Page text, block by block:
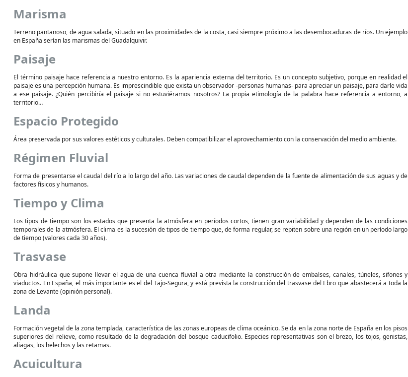
Marisma
Terreno pantanoso, de agua salada, situado en las proximidades de la costa, casi siempre próximo a las desembocaduras de ríos. Un ejemplo
en España serían las marismas del Guadalquivir.
Paisaje
El término paisaje hace referencia a nuestro entorno. Es la apariencia externa del territorio. Es un concepto subjetivo, porque en realidad el
paisaje es una percepción humana. Es imprescindible que exista un observador -personas humanas- para apreciar un paisaje, para darle vida
a ese paisaje. ¿Quién percibiría el paisaje si no estuviéramos nosotros? La propia etimología de la palabra hace referencia a entorno, a
territorio…
Espacio Protegido
Área preservada por sus valores estéticos y culturales. Deben compatibilizar el aprovechamiento con la conservación del medio ambiente.
Régimen Fluvial
Forma de presentarse el caudal del río a lo largo del año. Las variaciones de caudal dependen de la fuente de alimentación de sus aguas y de
factores físicos y humanos.
Tiempo y Clima
Los tipos de tiempo son los estados que presenta la atmósfera en períodos cortos, tienen gran variabilidad y dependen de las condiciones
temporales de la atmósfera. El clima es la sucesión de tipos de tiempo que, de forma regular, se repiten sobre una región en un período largo
de tiempo (valores cada 30 años).
Trasvase
Obra hidráulica que supone llevar el agua de una cuenca fluvial a otra mediante la construcción de embalses, canales, túneles, sifones y
viaductos. En España, el más importante es el del Tajo-Segura, y está prevista la construcción del trasvase del Ebro que abastecerá a toda la
zona de Levante (opinión personal).
Landa
Formación vegetal de la zona templada, característica de las zonas europeas de clima oceánico. Se da en la zona norte de España en los pisos
superiores del relieve, como resultado de la degradación del bosque caducifolio. Especies representativas son el brezo, los tojos, genistas,
aliagas, los helechos y las retamas.
Acuicultura